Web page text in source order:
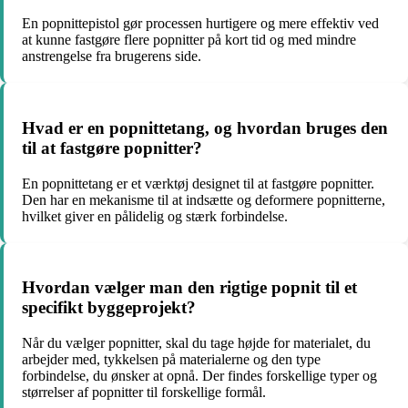
En popnittepistol gør processen hurtigere og mere effektiv ved
at kunne fastgøre flere popnitter på kort tid og med mindre
anstrengelse fra brugerens side.
Hvad er en popnittetang, og hvordan bruges den
til at fastgøre popnitter?
En popnittetang er et værktøj designet til at fastgøre popnitter.
Den har en mekanisme til at indsætte og deformere popnitterne,
hvilket giver en pålidelig og stærk forbindelse.
Hvordan vælger man den rigtige popnit til et
specifikt byggeprojekt?
Når du vælger popnitter, skal du tage højde for materialet, du
arbejder med, tykkelsen på materialerne og den type
forbindelse, du ønsker at opnå. Der findes forskellige typer og
størrelser af popnitter til forskellige formål.